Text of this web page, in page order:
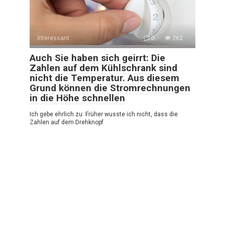
Interessant 0 262
Auch Sie haben sich geirrt: Die
Zahlen auf dem Kühlschrank sind
nicht die Temperatur. Aus diesem
Grund können die Stromrechnungen
in die Höhe schnellen
Ich gebe ehrlich zu: Früher wusste ich nicht, dass die
Zahlen auf dem Drehknopf